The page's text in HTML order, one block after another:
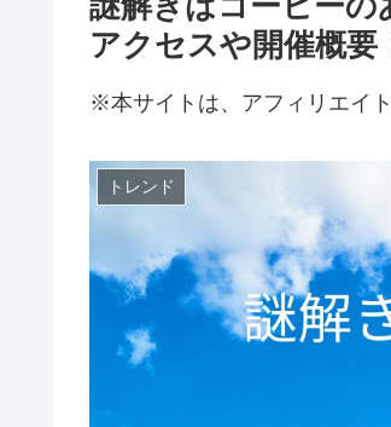
アクセスや開催概要
※本サイトは、アフィリエイ
トレンド